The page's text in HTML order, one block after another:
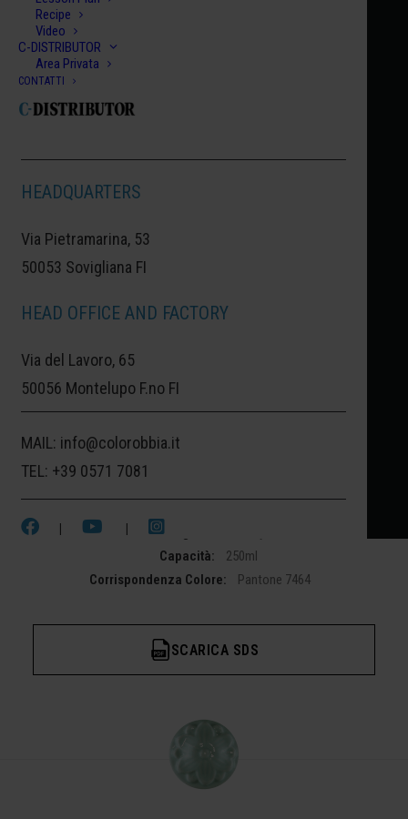
Recipe
Video
C-DISTRIBUTOR
Area Privata
CONTATTI
HEADQUARTERS
Via Pietramarina, 53
50053 Sovigliana FI
HEAD OFFICE AND FACTORY
Via del Lavoro, 65
50056 Montelupo F.no FI
MAIL: info@colorobbia.it
TEL: +39 0571 7081
| |
TOKYO:VERDE COME IL TÈ GIAPPONESE.
UN VIAGGIO A TOKYO, NEL CUORE DEL
GIAPPONE DOVE LA PRODUZIONE E IL
PECULIARITÀ: UN VERDE TENUE,
ASSOCIATO A QUESTO PREZIOSO
ALIMENTO, CI HA CONDOTTO A TOKYO.
SKU: 10061389 Categoria:
Capacità:
250ml
Corrispondenza Colore:
Pantone 7464
SCARICA SDS